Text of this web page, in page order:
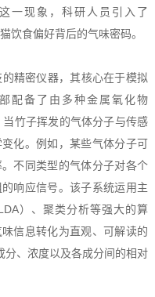
一现象，科研人员引入了
饮食偏好背后的气味密码。
精密仪器，其核心在于模拟
配备了由多种金属氧化物
当竹子挥发的气体分子与传感
化。例如，某些气体分子可
不同类型的气体分子对各个
响应信号。该子系统运用主
）、聚类分析等强大的算
信息转化为直观、可解读的
分、浓度以及各成分间的相对